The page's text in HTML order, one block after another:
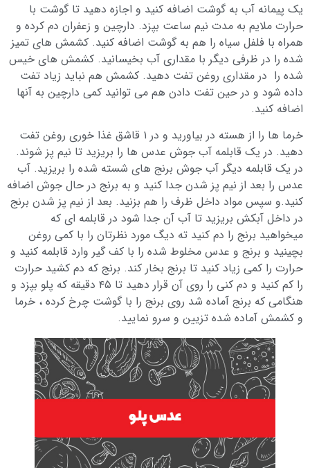
یک پیمانه آب به گوشت اضافه کنید و اجازه دهید تا گوشت با
حرارت ملایم به مدت نیم ساعت بپزد. دارچین و زعفران دم کرده و
همراه با فلفل سیاه را هم به گوشت اضافه کنید. کشمش های تمیز
شده را در ظرفی دیگر با مقداری آب بخیسانید. کشمش های خیس
شده را در مقداری روغن تفت دهید. کشمش هم نباید زیاد تفت
داده شود و در حین تفت دادن هم می توانید کمی دارچین به آنها
اضافه کنید.
خرما ها را از هسته در بیاورید و در ۱ قاشق غذا خوری روغن تفت
دهید. در یک قابلمه آب جوش عدس ها را بریزید تا نیم پز شوند.
در یک قابلمه دیگر آب جوش برنج های شسته شده را بریزید. آب
عدس را بعد از نیم پز شدن جدا کنید و به برنج در حال جوش اضافه
کنید.و سپس مواد داخل ظرف را هم بزنید. بعد از نیم پز شدن برنج
در داخل آبکش بریزید تا آب آن جدا شود در قابلمه ای که
میخواهید برنج را دم کنید ته دیگ مورد نظرتان را با کمی روغن
بچینید و برنج و عدس مخلوط شده را با کف گیر وارد قابلمه کنید و
حرارت را کمی زیاد کنید تا برنج بخار کند. برنج که دم کشید حرارت
را کم کنید و دم کنی را روی آن قرار دهید تا ۴۵ دقیقه که پلو بپزد و
هنگامی که برنج آماده شد روی برنج را با گوشت چرخ کرده ، خرما
و کشمش آماده شده تزیین و سرو نمایید.